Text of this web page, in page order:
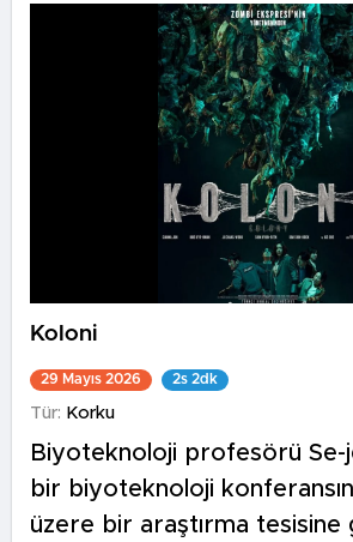
Koloni
29 Mayıs 2026 2s 2dk
Tür: Korku
Biyoteknoloji profesörü Se-
bir biyoteknoloji
üzere bir araştırma tesisine